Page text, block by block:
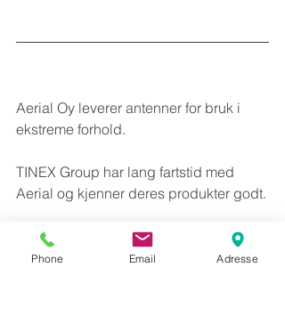
Aerial Oy leverer antenner for bruk i
ekstreme forhold.
TINEX Group har lang fartstid med
Aerial og kjenner deres produkter godt.
Kontakt oss på
sales@tinexgroup.no eller 40 43 44 40.
Phone Email Adresse